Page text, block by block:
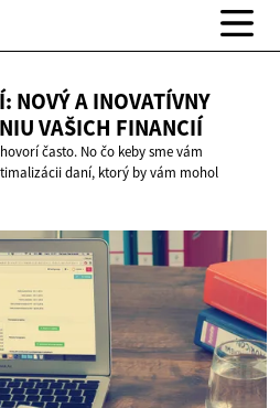
NOVÝ A INOVATÍVNY
VAŠICH FINANCIÍ
často. No čo keby sme vám
daní, ktorý by vám mohol